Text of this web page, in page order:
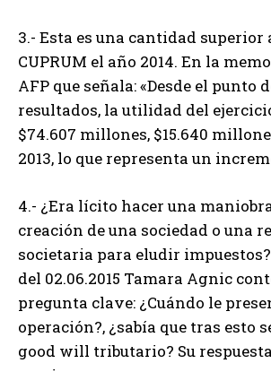
3.- Esta es una cantidad superior
CUPRUM el año 2014. En la
AFP que señala: «Desde el punto
resultados, la utilidad del
$74.607 millones, $15.640
2013, lo que representa un
4.- ¿Era lícito hacer una
creación de una sociedad o una
societaria para eludir
del 02.06.2015 Tamara Agnic
pregunta clave: ¿Cuándo le
operación?, ¿sabía que tras esto
good will tributario? Su